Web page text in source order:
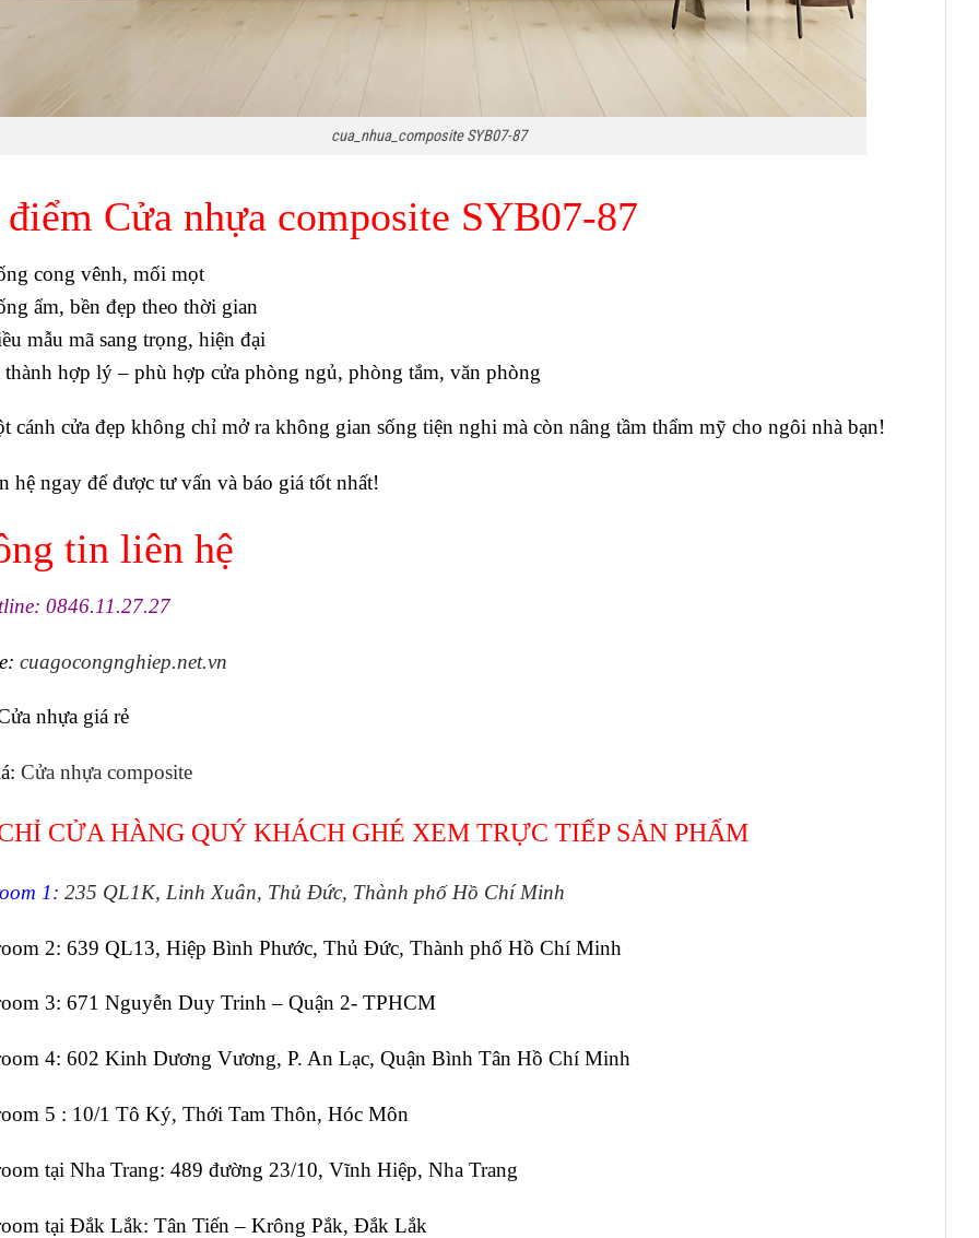
cua_nhua_composite SYB07-87
Cửa nhựa composite SYB07-87
cong vênh, mối mọt
ẩm, bền đẹp theo thời gian
mẫu mã sang trọng, hiện đại
hợp lý – phù hợp cửa phòng ngủ, phòng tắm, văn phòng
cánh cửa đẹp không chỉ mở ra không gian sống tiện nghi mà còn nâng tầm thẩm mỹ cho ngôi nhà bạn!
hệ ngay để được tư vấn và báo giá tốt nhất!
tin liên hệ
0846.11.27.27
cuagocongnghiep.net.vn
nhựa giá rẻ
Cửa nhựa composite
CỬA HÀNG QUÝ KHÁCH GHÉ XEM TRỰC TIẾP SẢN PHẨM
1: 235 QL1K, Linh Xuân, Thủ Đức, Thành phố Hồ Chí Minh
2: 639 QL13, Hiệp Bình Phước, Thủ Đức, Thành phố Hồ Chí Minh
3: 671 Nguyễn Duy Trinh – Quận 2- TPHCM
4: 602 Kinh Dương Vương, P. An Lạc, Quận Bình Tân Hồ Chí Minh
5 : 10/1 Tô Ký, Thới Tam Thôn, Hóc Môn
tại Nha Trang: 489 đường 23/10, Vĩnh Hiệp, Nha Trang
tại Đắk Lắk: Tân Tiến – Krông Pắk, Đắk Lắk